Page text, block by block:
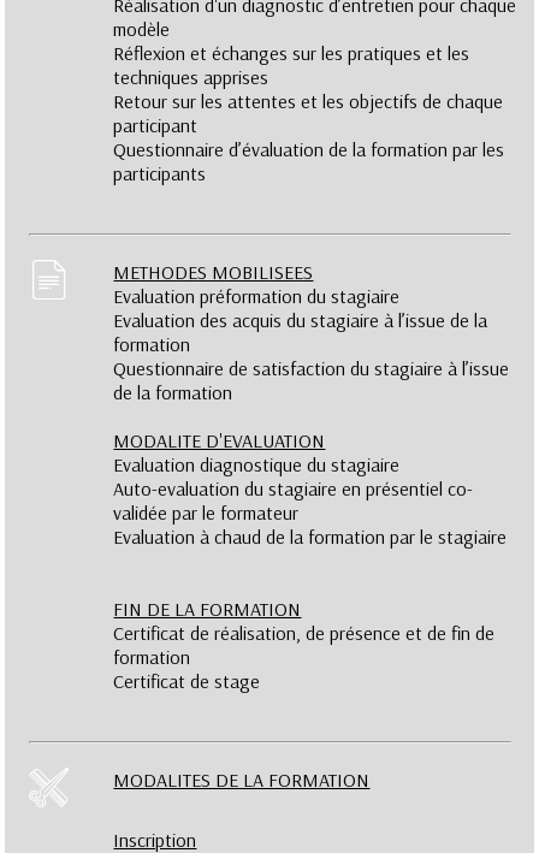
Réalisation d'un diagnostic d’entretien pour chaque
modèle
Réflexion et échanges sur les pratiques et les
techniques apprises
Retour sur les attentes et les objectifs de chaque
participant
Questionnaire d’évaluation de la formation par les
participants
METHODES MOBILISEES
Evaluation préformation du stagiaire
Evaluation des acquis du stagiaire à l’issue de la
formation
Questionnaire de satisfaction du stagiaire à l’issue
de la formation
MODALITE D'EVALUATION
Evaluation diagnostique du stagiaire
Auto-evaluation du stagiaire en présentiel co-
validée par le formateur
Evaluation à chaud de la formation par le stagiaire
FIN DE LA FORMATION
Certificat de réalisation, de présence et de fin de
formation
Certificat de stage
MODALITES DE LA FORMATION
Inscription